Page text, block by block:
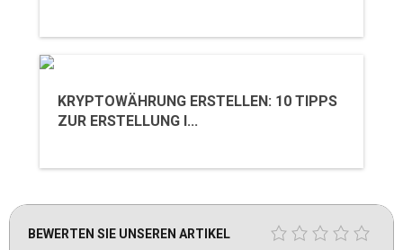
KRYPTOWÄHRUNG ERSTELLEN: 10 TIPPS
ZUR ERSTELLUNG I...
BEWERTEN SIE UNSEREN ARTIKEL